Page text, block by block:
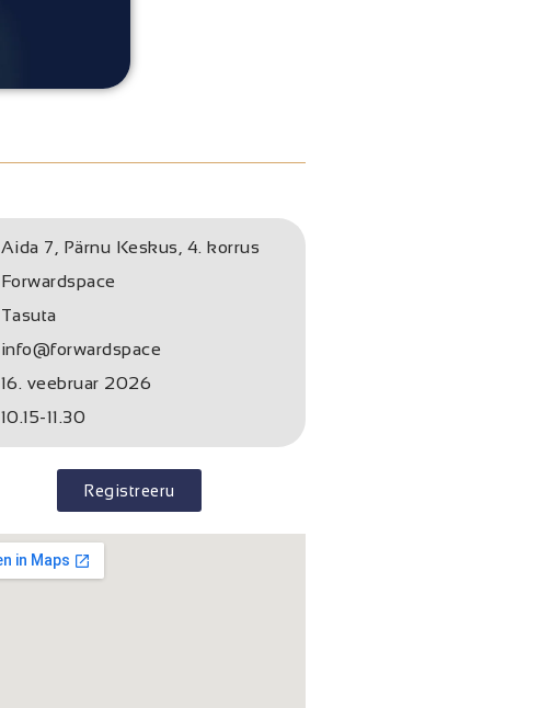
Aida 7, Pärnu Keskus, 4. korrus
Forwardspace
Tasuta
info@forwardspace
16. veebruar 2026
10.15-11.30
Registreeru